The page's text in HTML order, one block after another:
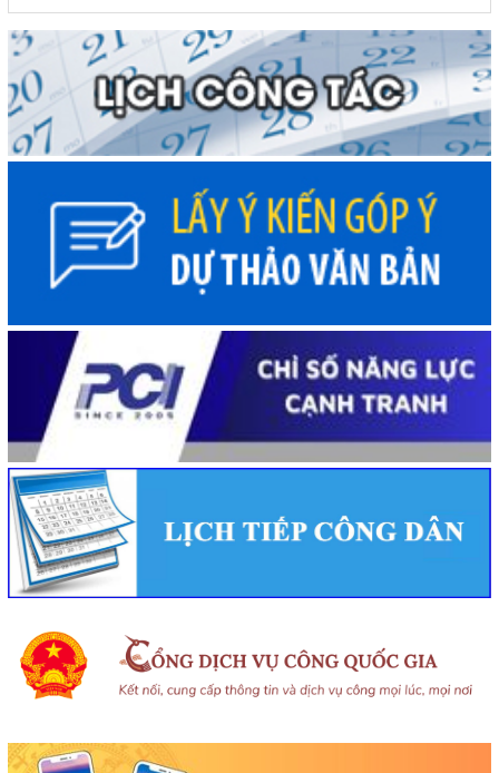
Thực hiện quyết liệt các nhiệm vụ phát triển kinh tế - xã
hội năm 2026
(05/08/2026, 00:00)
Phấn đấu khai thác đồng bộ toàn tuyến cao tốc Khánh
(05/08/2026, 00:00)
Công khai kết quả giải ngân vốn đầu tư công đến hết
tháng 7 năm 2026
(04/08/2026, 00:00)
Chủ tịch UBND tỉnh Đỗ Hữu Huy: Quyết liệt đẩy nhanh
tiến độ giải ngân đầu tư công theo nguyên tắc "6 rõ
(04/08/2026, 00:00)
Rà soát công tác chuẩn bị diễn tập khu vực phòng thủ
kết hợp diễn tập phòng thủ dân sự tỉnh năm 2026
(02/08/2026, 00:00)
(02/08/2026, 00:00)
Giới thiệu thông tin về 17 khu đất đấu giá quyền sử dụng
(28/07/2026, 00:00)